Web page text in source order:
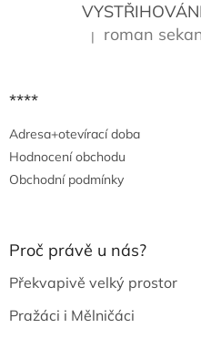
Hodnocení
| roman
****
Adresa+otevírací doba
Hodnocení obchodu
Obchodní podmínky
Proč právě u nás?
Překvapivě velký prostor
Pražáci i Mělničáci